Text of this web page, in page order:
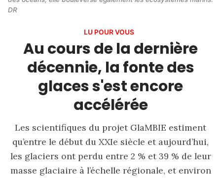
LU POUR VOUS
Au cours de la dernière
décennie, la fonte des
glaces s'est encore
accélérée
Les scientifiques du projet GlaMBIE estiment
qu’entre le début du XXIe siècle et aujourd’hui,
les glaciers ont perdu entre 2 % et 39 % de leur
masse glaciaire à l’échelle régionale, et environ
DR